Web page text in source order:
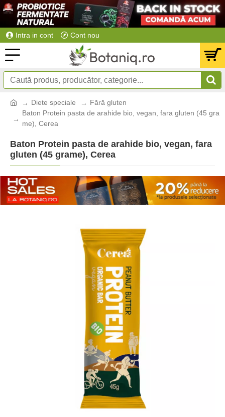
Intra in cont Cont nou
Diete speciale
Fără gluten
Baton Protein pasta de arahide bio, vegan, fara gluten (45 gra
me), Cerea
Baton Protein pasta de arahide bio, vegan, fara
gluten (45 grame), Cerea